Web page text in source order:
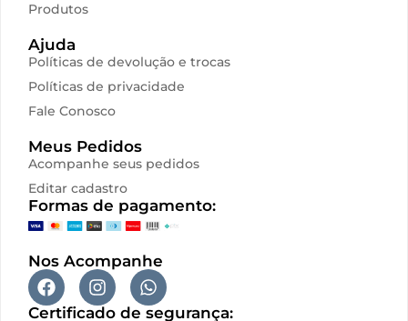
Produtos
Ajuda
Políticas de devolução e trocas
Políticas de privacidade
Fale Conosco
Meus Pedidos
Acompanhe seus pedidos
Editar cadastro
Formas de pagamento:
Nos Acompanhe
Certificado de segurança: